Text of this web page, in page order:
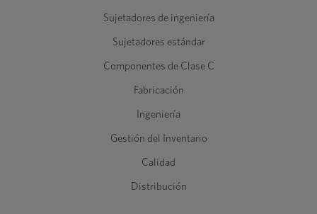
Sujetadores de ingeniería
Sujetadores estándar
Componentes de Clase C
Fabricación
Ingeniería
Gestión del Inventario
Calidad
Distribución